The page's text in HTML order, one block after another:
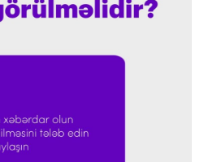
iki cavabsız qolla
"Milan"da qalacaq"